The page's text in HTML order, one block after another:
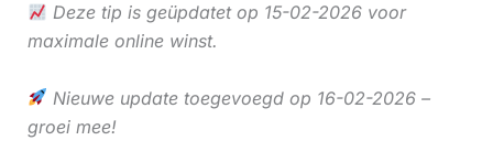
Deze tip is geüpdatet op 15-02-2026 voor
maximale online winst.
Nieuwe update toegevoegd op 16-02-2026 –
groei mee!